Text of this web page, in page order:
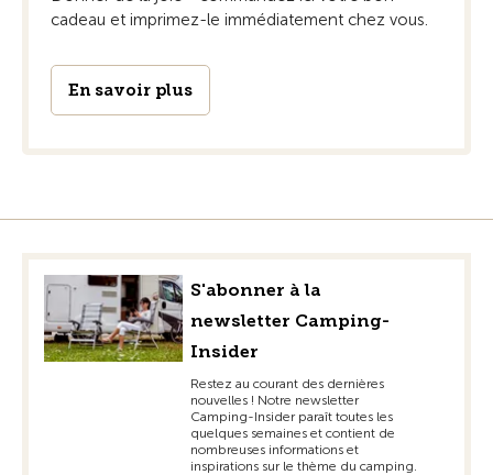
cadeau et imprimez-le immédiatement chez vous.
En savoir plus
S'abonner à la
newsletter Camping-
Insider
Restez au courant des dernières
nouvelles ! Notre newsletter
Camping-Insider paraît toutes les
quelques semaines et contient de
nombreuses informations et
inspirations sur le thème du camping.